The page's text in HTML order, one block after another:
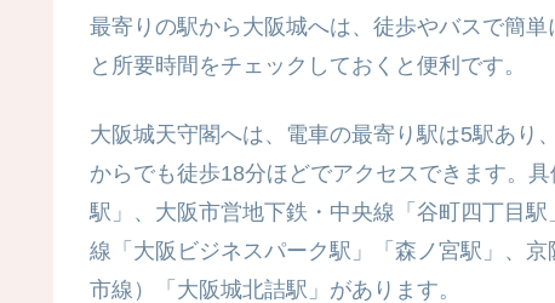
最寄りの駅から大阪城へは、徒歩やバスで簡
と所要時間をチェックしておくと便利です。
大阪城天守閣へは、電車の最寄り駅は5駅あり
からでも徒歩18分ほどでアクセスできます。
駅」、大阪市営地下鉄・中央線「谷町四丁目
線「大阪ビジネスパーク駅」「森ノ宮駅」、
市線）「大阪城北詰駅」があります。